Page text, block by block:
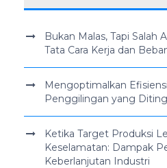
Bukan Malas, Tapi Salah
Tata Cara Kerja dan
Mengoptimalkan
Penggilingan yang
Ketika Target Produksi
Keselamatan: Dampak
Keberlanjutan Industri